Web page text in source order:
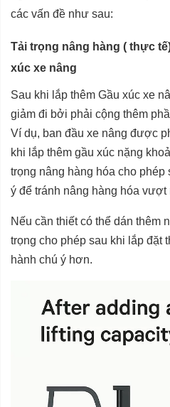
các vấn đề như sau:
Tải trọng nâng hàng ( thực
xúc xe nâng
Sau khi lắp thêm Gầu xúc xe
giảm đi bởi phải cộng thêm
Ví dụ, ban đầu xe nâng được
khi lắp thêm gầu xúc nặng
trọng nâng hàng hóa cho phép
ý để tránh nâng hàng hóa vượt
Nếu cần thiết có thể dán thêm
trọng cho phép sau khi lắp đặt
hành chú ý hơn.